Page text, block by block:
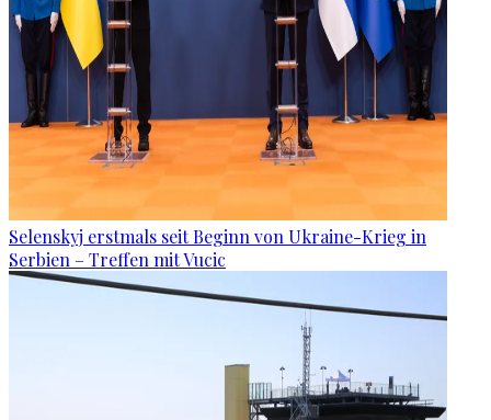
Selenskyj erstmals seit Beginn von Ukraine-Krieg in
Serbien – Treffen mit Vucic